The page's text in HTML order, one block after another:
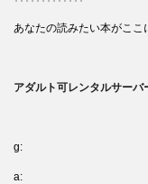
あなたの読みたい本がここ
アダルト可レンタルサーバ
g:
a: